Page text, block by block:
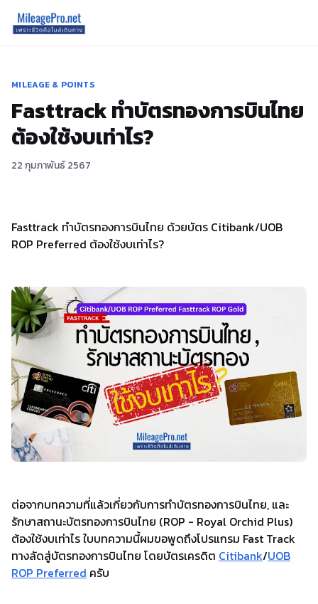
MILEAGE & POINTS
Fasttrack ทำบัตรทองการบินไทย
ต้องใช้งบเท่าไร?
22 กุมภาพันธ์ 2567
Fasttrack ทำบัตรทองการบินไทย ด้วยบัตร Citibank/UOB
ROP Preferred ต้องใช้งบเท่าไร?
ต่อจากบทความที่แล้วเกี่ยวกับการทำบัตรทองการบินไทย, และ
รักษาสถานะบัตรทองการบินไทย (ROP - Royal Orchid Plus)
ต้องใช้งบเท่าไร ใบบทความนี้ผมขอพูดถึงโปรแกรม Fast Track
ทางลัดสู่บัตรทองการบินไทย โดยบัตรเครดิต Citibank/UOB
ROP Preferred ครับ